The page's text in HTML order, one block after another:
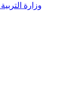
وزارة